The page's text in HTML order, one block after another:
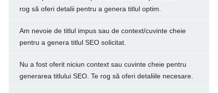
rog să oferi detalii pentru a genera titlul optim.
Am nevoie de titlul impus sau de context/cuvinte cheie
pentru a genera titlul SEO solicitat.
Nu a fost oferit niciun context sau cuvinte cheie pentru
generarea titlului SEO. Te rog să oferi detaliile necesare.